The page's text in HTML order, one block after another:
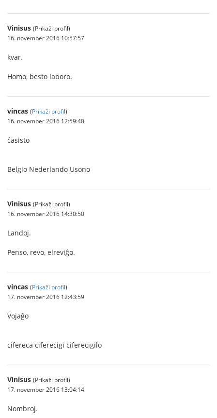
Vinisus (Prikaži profil)
16. november 2016 10:57:57
kvar.
Homo, besto laboro.
vincas (Prikaži profil)
16. november 2016 12:59:40
ĉasisto
Belgio Nederlando Usono
Vinisus (Prikaži profil)
16. november 2016 14:30:50
Landoj.
Penso, revo, elreviĝo.
vincas (Prikaži profil)
17. november 2016 12:43:59
Vojaĝo
cifereca ciferecigi ciferecigilo
Vinisus (Prikaži profil)
17. november 2016 13:04:14
Nombroj.